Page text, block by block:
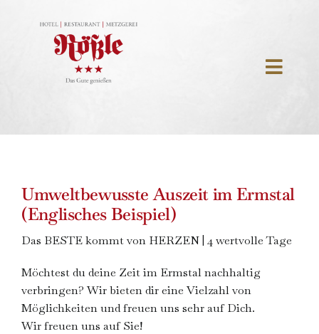
Restaurant
Events
Butchery
About us
Umweltbewusste Auszeit im Ermstal
(Englisches Beispiel)
Das BESTE kommt von HERZEN | 4 wertvolle Tage
Möchtest du deine Zeit im Ermstal nachhaltig
verbringen? Wir bieten dir eine Vielzahl von
Möglichkeiten und freuen uns sehr auf Dich.
Wir freuen uns auf Sie!